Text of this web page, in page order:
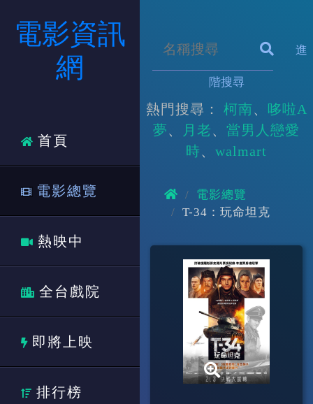
電影資訊
網
首頁
電影總覽
熱映中
全台戲院
即將上映
排行榜
進
階搜尋
熱門搜尋： 柯南
哆啦A
夢
月老
當男人戀愛
時
walmart
電影總覽
T-34：玩命坦克